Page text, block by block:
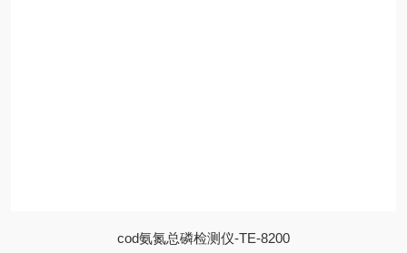
cod氨氮总磷检测仪-TE-8200